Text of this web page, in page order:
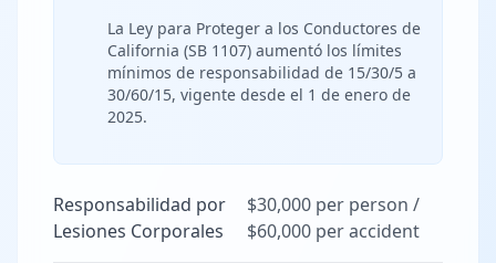
La Ley para Proteger a los Conductores de
California (SB 1107) aumentó los límites
mínimos de responsabilidad de 15/30/5 a
30/60/15, vigente desde el 1 de enero de
2025.
Responsabilidad por
Lesiones Corporales
$30,000 per person /
$60,000 per accident